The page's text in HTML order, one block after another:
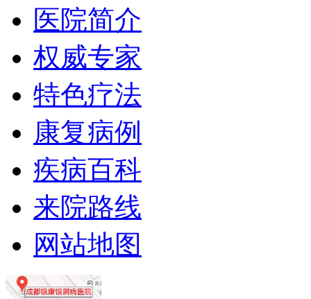
医院简介
权威专家
特色疗法
康复病例
疾病百科
来院路线
网站地图